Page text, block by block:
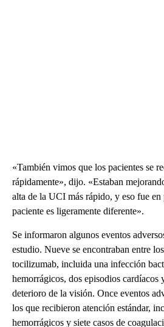
«También vimos que los pacientes se
rápidamente», dijo. «Estaban
alta de la UCI más rápido, y eso fue en
paciente es ligeramente diferente».
Se informaron algunos eventos
estudio. Nueve se encontraban entre
tocilizumab, incluida una infección
hemorrágicos, dos episodios cardíacos
deterioro de la visión. Once eventos
los que recibieron atención estándar,
hemorrágicos y siete casos de